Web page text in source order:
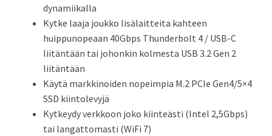
dynamiikalla
Kytke laaja joukko lisälaitteita kahteen
huippunopeaan 40Gbps Thunderbolt 4 / USB-C
liitäntään tai johonkin kolmesta USB 3.2 Gen 2
liitäntään
Käytä markkinoiden nopeimpia M.2 PCIe Gen4/5×4
SSD kiintolevyjä
Kytkeydy verkkoon joko kiinteästi (Intel 2,5Gbps)
tai langattomasti (WiFi 7)